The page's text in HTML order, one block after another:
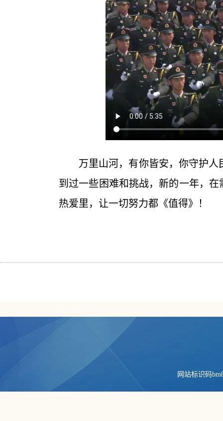
万里山河，有你皆安，你守护
到过一些困难和挑战，新的一年，
热爱里，让一切努力都《值得》！
网站标识码